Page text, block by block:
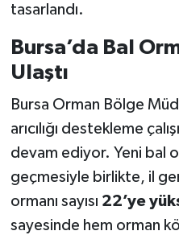
tasarlandı.
Bursa’da Bal
Ulaştı
Bursa Orman Bölge
arıcılığı destekleme
devam ediyor. Yeni bal
geçmesiyle birlikte, il
ormanı sayısı 22’ye
sayesinde hem orman